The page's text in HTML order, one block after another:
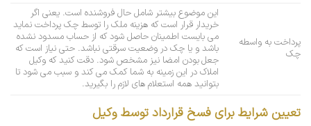
پرداخت به واسطه
چک
این موضوع بیشتر شامل حال فروشنده است. یعنی اگر
خریدار قرار است که هزینه ملک را توسط چک پرداخت نماید
می بایست اطمینان حاصل شود که از حساب مسدود نشده
باشد و یا چک در وضعیت سرقتی نباشد. حتی نیاز است که
جعل بودن امضا نیز مشخص شود. دقت کنید که وکیل
املاک در این زمینه به شما کمک می کند و سبب می شود تا
بتوانید همه استعلام های لازم را بگیرید.
تعیین شرایط برای فسخ قرارداد توسط وکیل